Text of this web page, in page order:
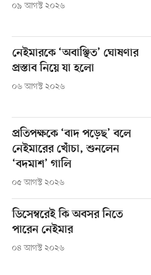
০৯ আগস্ট ২০২৬
নেইমারকে ‘অবাঞ্ছিত’ ঘোষণার
প্রস্তাব নিয়ে যা হলো
০৬ আগস্ট ২০২৬
প্রতিপক্ষকে ‘বাদ পড়েছ’ বলে
নেইমারের খোঁচা, শুনলেন
‘বদমাশ’ গালি
০৫ আগস্ট ২০২৬
ডিসেম্বরেই কি অবসর নিতে
পারেন নেইমার
০৪ আগস্ট ২০২৬